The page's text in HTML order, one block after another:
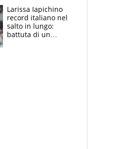
rischio da evitare
Larissa Iapichino
record italiano nel
salto in lungo:
battuta di un